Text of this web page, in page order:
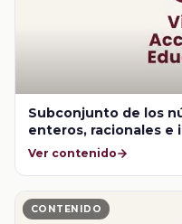
Subconjunto de los
enteros, racionales e
Ver contenido
CONTENIDO